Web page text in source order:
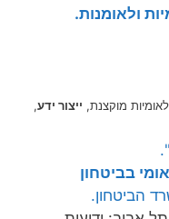
ולאומנות.
ייצור ידע,
בביטחון
הביטחון.